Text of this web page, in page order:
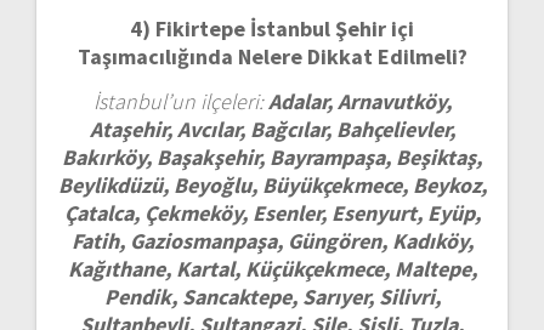
4) Fikirtepe İstanbul Şehir içi
Taşımacılığında Nelere Dikkat Edilmeli?
İstanbul’un ilçeleri:Adalar, Arnavutköy,
Ataşehir, Avcılar, Bağcılar, Bahçelievler,
Bakırköy, Başakşehir, Bayrampaşa, Beşiktaş,
Beylikdüzü, Beyoğlu, Büyükçekmece, Beykoz,
Çatalca, Çekmeköy, Esenler, Esenyurt, Eyüp,
Fatih, Gaziosmanpaşa, Güngören, Kadıköy,
Kağıthane, Kartal, Küçükçekmece, Maltepe,
Pendik, Sancaktepe, Sarıyer, Silivri,